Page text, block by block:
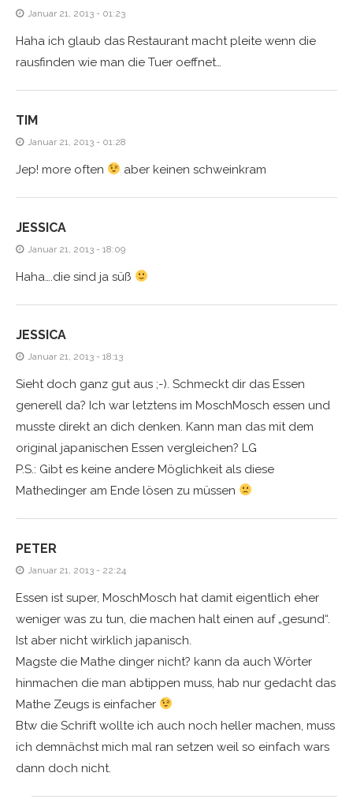
Januar 21, 2013 - 01:23
Haha ich glaub das Restaurant macht pleite wenn die
rausfinden wie man die Tuer oeffnet…
TIM
Januar 21, 2013 - 01:28
Jep! more often aber keinen schweinkram
JESSICA
Januar 21, 2013 - 18:09
Haha….die sind ja süß
JESSICA
Januar 21, 2013 - 18:13
Sieht doch ganz gut aus ;-). Schmeckt dir das Essen
generell da? Ich war letztens im MoschMosch essen und
musste direkt an dich denken. Kann man das mit dem
original japanischen Essen vergleichen? LG
P.S.: Gibt es keine andere Möglichkeit als diese
Mathedinger am Ende lösen zu müssen
PETER
Januar 21, 2013 - 22:24
Essen ist super, MoschMosch hat damit eigentlich eher
weniger was zu tun, die machen halt einen auf „gesund“.
Ist aber nicht wirklich japanisch.
Magste die Mathe dinger nicht? kann da auch Wörter
hinmachen die man abtippen muss, hab nur gedacht das
Mathe Zeugs is einfacher
Btw die Schrift wollte ich auch noch heller machen, muss
ich demnächst mich mal ran setzen weil so einfach wars
dann doch nicht.